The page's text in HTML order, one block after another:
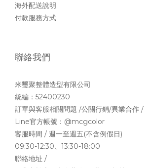
海外配送說明
付款服務方式
聯絡我們
米璽聚整體造型有限公司
統編：52400230
訂單與客服相關問題 /公關行銷/異業合作 /
Line官方帳號： @mcgcolor
客服時間 / 週一至週五(不含例假日)
09:30-12:30、13:30-18:00
聯絡地址 /